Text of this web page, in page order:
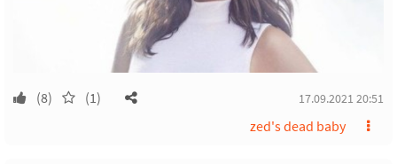
(8) (1) 17.09.2021 20:51
zed's dead baby